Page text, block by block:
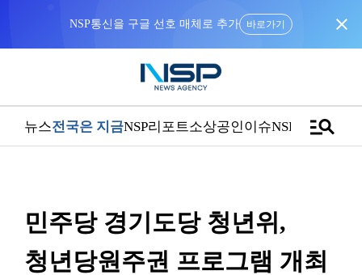
NSP통신을 구글 선호 매체로 추가 바로가기 close
뉴스전국은 지금NSP리포트소상공인이슈NSPTVmanage_search
민주당 경기도당 청년위,
청년당원주권 프로그램 개최